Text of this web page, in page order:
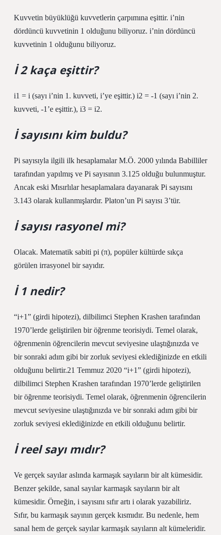
Kuvvetin büyüklüğü kuvvetlerin çarpımına eşittir. i’nin
dördüncü kuvvetinin 1 olduğunu biliyoruz. i’nin dördüncü
kuvvetinin 1 olduğunu biliyoruz.
İ 2 kaça eşittir?
i1 = i (sayı i’nin 1. kuvveti, i’ye eşittir.) i2 = -1 (sayı i’nin 2.
kuvveti, -1’e eşittir.), i3 = i2.
İ sayısını kim buldu?
Pi sayısıyla ilgili ilk hesaplamalar M.Ö. 2000 yılında Babilliler
tarafından yapılmış ve Pi sayısının 3.125 olduğu bulunmuştur.
Ancak eski Mısırlılar hesaplamalara dayanarak Pi sayısını
3.143 olarak kullanmışlardır. Platon’un Pi sayısı 3’tür.
İ sayısı rasyonel mi?
Olacak. Matematik sabiti pi (π), popüler kültürde sıkça
görülen irrasyonel bir sayıdır.
İ 1 nedir?
“i+1” (girdi hipotezi), dilbilimci Stephen Krashen tarafından
1970’lerde geliştirilen bir öğrenme teorisiydi. Temel olarak,
öğrenmenin öğrencilerin mevcut seviyesine ulaştığınızda ve
bir sonraki adım gibi bir zorluk seviyesi eklediğinizde en etkili
olduğunu belirtir.21 Temmuz 2020 “i+1” (girdi hipotezi),
dilbilimci Stephen Krashen tarafından 1970’lerde geliştirilen
bir öğrenme teorisiydi. Temel olarak, öğrenmenin öğrencilerin
mevcut seviyesine ulaştığınızda ve bir sonraki adım gibi bir
zorluk seviyesi eklediğinizde en etkili olduğunu belirtir.
İ reel sayı mıdır?
Ve gerçek sayılar aslında karmaşık sayıların bir alt kümesidir.
Benzer şekilde, sanal sayılar karmaşık sayıların bir alt
kümesidir. Örneğin, i sayısını sıfır artı i olarak yazabiliriz.
Sıfır, bu karmaşık sayının gerçek kısmıdır. Bu nedenle, hem
sanal hem de gerçek sayılar karmaşık sayıların alt kümeleridir.